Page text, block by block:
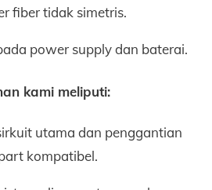
fiber tidak simetris.
power supply dan baterai.
kami meliputi:
utama dan penggantian
kompatibel.